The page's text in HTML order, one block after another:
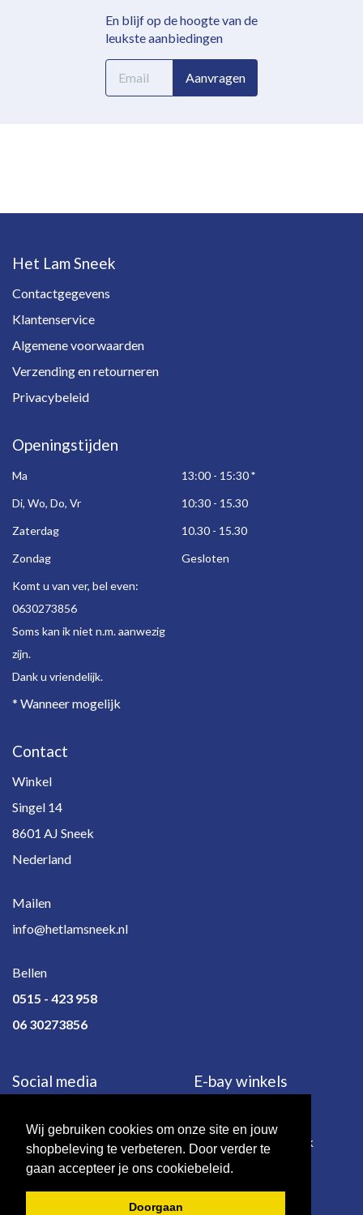
Wij gebruiken cookies om onze site en jouw
shopbeleving te verbeteren. Door verder te
gaan accepteer je ons cookiebeleid.
Doorgaan
En blijf op de hoogte van de
leukste aanbiedingen
E-
mailadres
Aanvragen
Het Lam Sneek
Contactgegevens
Klantenservice
Algemene voorwaarden
Verzending en retourneren
Privacybeleid
Openingstijden
Ma 13:00 - 15:30*
Di, Wo, Do, Vr
10:30 - 15.30
Zaterdag
10.30 - 15.30
Zondag
Gesloten
Komt u van ver, bel even:
0630273856
Soms kan ik niet n.m. aanwezig
zijn.
Dank u vriendelijk.
* Wanneer mogelijk
Contact
Winkel
Singel 14
8601 AJ Sneek
Nederland
Mailen
info@hetlamsneek.nl
Bellen
0515 - 423 958
06 30273856
Social media E-bay winkels
e-bay.de e-bay.co.uk